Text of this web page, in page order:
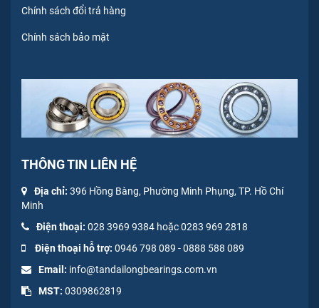
Chính sách đổi trả hàng
Chính sách bảo mật
THÔNG TIN LIÊN HỆ
Địa chỉ: 396 Hồng Bàng, Phường Minh Phụng, TP. Hồ Chí
Minh
Điện thoại: 028 3969 9384 hoặc 0283 969 2818
Điện thoại hỗ trợ: 0946 798 089 -0888 588 089
Email: info@tandailongbearings.com.vn
MST: 0309862819